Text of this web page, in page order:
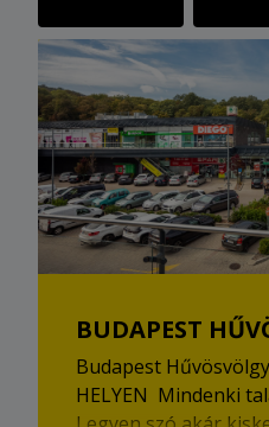
BUDAPEST
Budapest
HELYEN Mindenki